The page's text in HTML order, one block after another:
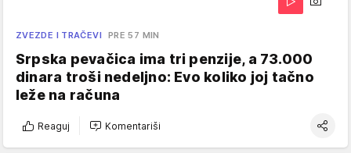
ZVEZDE I TRAČEVI PRE 57 MIN
Srpska pevačica ima tri penzije, a 73.000
dinara troši nedeljno: Evo koliko joj tačno
leže na računa
Reaguj Komentariši